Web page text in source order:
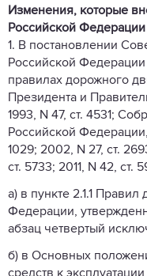
Изменения, которые
Российской Федерации
1. В постановлении
Российской Федерации
правилах дорожного
Президента и
1993, N 47, ст. 4531;
Российской Федерации,
1029; 2002, N 27, ст.
ст. 5733; 2011, N 42, ст.
а) в пункте 2.1.1
Федерации,
абзац четвертый
б) в Основных